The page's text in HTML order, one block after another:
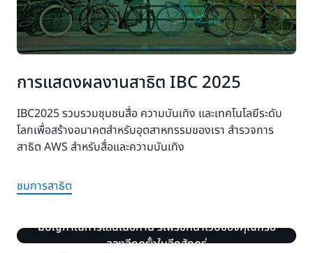
การแสดงผลงานสาธิต IBC 2025
IBC2025 รวบรวมชุมชนสื่อ ความบันเทิง และเทคโนโลยีระดับ
โลกเพื่อสร้างอนาคตสำหรับอุตสาหกรรมของเรา สำรวจการ
สาธิต AWS สำหรับสื่อและความบันเทิง
ชมการสาธิต
มีปัญหาในการเล่นเนื้อหานี้ รีเฟรชหน้าเว็บของคุณหรือ
ลองอีกครั้งในอีกสักครู่